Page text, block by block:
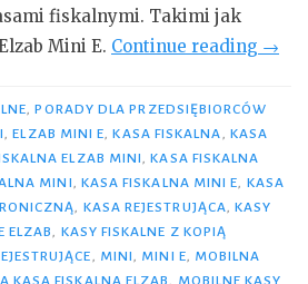
fiskalnymi. Takimi jak
Mini E. Continue reading „Parę
o
→
,PORADY DLA PRZEDSIĘBIORCÓW
,ELZAB MINI E,KASA FISKALNA, KASA
ELZAB MINI,KASA FISKALNA
MINI, KASA FISKALNA MINI E, KASA
, KASA REJESTRUJĄCA,KASY
ELZAB, KASY FISKALNE Z KOPIĄ
, MINI, MINI E, MOBILNA